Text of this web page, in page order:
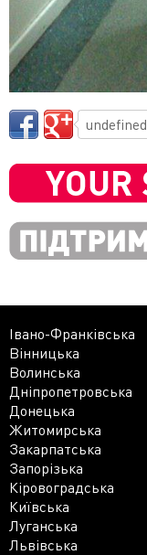
undefined
Івано-Франківська
Вінницька
Волинська
Дніпропетровська
Донецька
Житомирська
Закарпатська
Запорізька
Кіровоградська
Київська
Луганська
Львівська